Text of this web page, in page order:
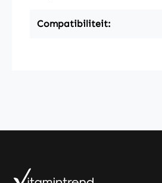
Compatibiliteit: